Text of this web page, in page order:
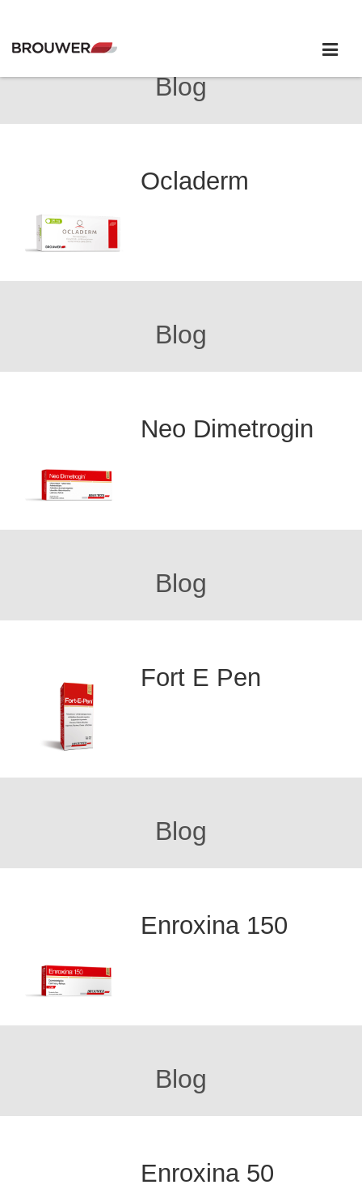
Blog
Ocladerm
Blog
Neo Dimetrogin
Blog
Fort E Pen
Blog
Enroxina 150
Blog
Enroxina 50